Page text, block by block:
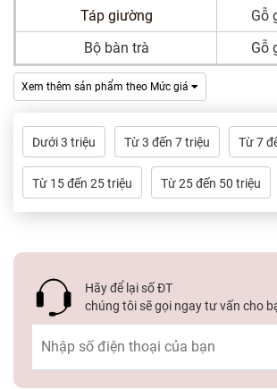
Táp giường
Gỗ
Bộ bàn trà
Gỗ
Xem thêm sản phẩm theo Mức giá
Dưới 3 triệu Từ 3 đến 7 triệu Từ 7
Từ 15 đến 25 triệu Từ 25 đến 50 triệu
Hãy để lại số ĐT
chúng tôi sẽ gọi ngay tư vấn cho